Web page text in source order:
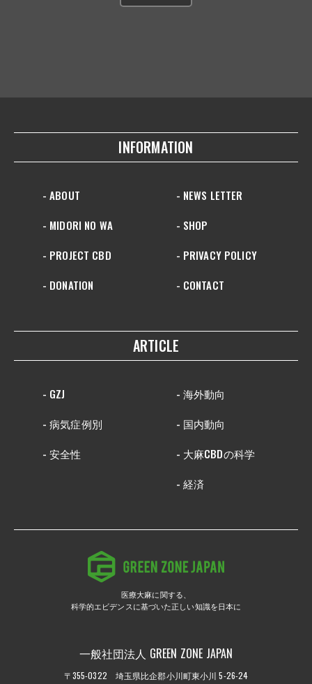
INFORMATION
- ABOUT
- MIDORI NO WA
- PROJECT CBD
- DONATION
- NEWS LETTER
- SHOP
- PRIVACY POLICY
- CONTACT
ARTICLE
- GZJ
- 病気症例別
- 安全性
- 海外動向
- 国内動向
- 大麻CBDの科学
- 経済
医療大麻に関する、
科学的エビデンスに基づいた正しい知識を日本に
一般社団法人 GREEN ZONE JAPAN
〒355-0322 埼玉県比企郡小川町東小川 5-26-24